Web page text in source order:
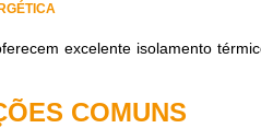
excelente isolamento
COMUNS